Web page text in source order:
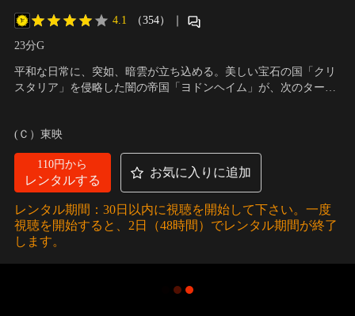
4.1 （354） ｜
23分G
平和な日常に、突如、暗雲が立ち込める。美しい宝石の国「クリ
スタリア」を侵略した闇の帝国「ヨドンヘイム」が、次のターゲ
れた戦士…。
(Ｃ）東映
110円から
レンタルする
お気に入りに追加
レンタル期間：30日以内に視聴を開始して下さい。一度
視聴を開始すると、2日（48時間）でレンタル期間が終了
します。